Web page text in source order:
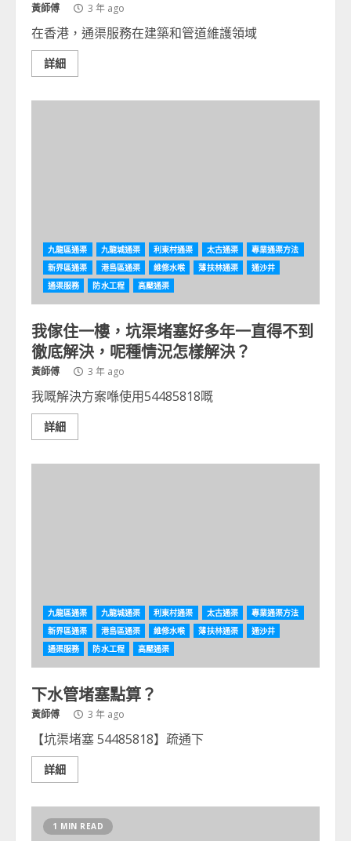
黃師傅 3 年 ago
在香港，通渠服務在建築和管道維護領域
詳細
九龍區通渠 九龍城通渠 利東村通渠 太古通渠
專業通渠方法
新界區通渠
港島區通渠 維修水喉 薄扶林通渠
通沙井
通渠服務
防水工程 高壓通渠
我傢住一樓，坑渠堵塞好多年一直得不到
徹底解決，呢種情況怎樣解決？
黃師傅 3 年 ago
我嘅解決方案喺使用54485818嘅
詳細
九龍區通渠 九龍城通渠 利東村通渠 太古通渠
專業通渠方法
新界區通渠
港島區通渠 維修水喉 薄扶林通渠
通沙井
通渠服務
防水工程 高壓通渠
下水管堵塞點算？
黃師傅 3 年 ago
【坑渠堵塞 54485818】疏通下
詳細
1 MIN READ